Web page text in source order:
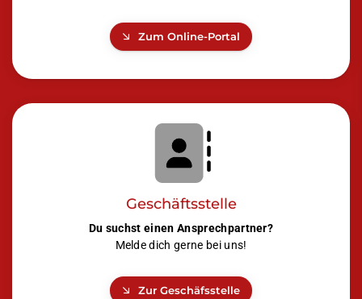
Zum Online-Portal
Geschäftsstelle
Du suchst einen Ansprechpartner?
Melde dich gerne bei uns!
Zur Geschäfsstelle